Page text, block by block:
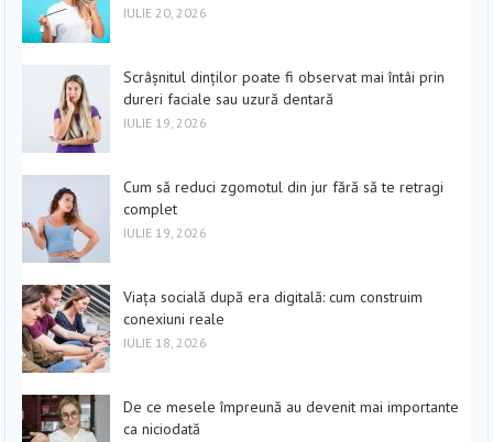
IULIE 20, 2026
Scrâșnitul dinților poate fi observat mai întâi prin
dureri faciale sau uzură dentară
IULIE 19, 2026
Cum să reduci zgomotul din jur fără să te retragi
complet
IULIE 19, 2026
Viața socială după era digitală: cum construim
conexiuni reale
IULIE 18, 2026
De ce mesele împreună au devenit mai importante
ca niciodată